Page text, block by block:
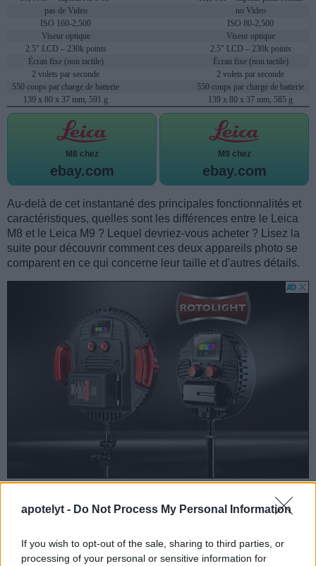
apotelyt - Do Not Process My Personal Information
If you wish to opt-out of the sale, sharing to third parties, or
processing of your personal or sensitive information for
pas de Video
no Video
ISO 160-2,500
ISO 80-2,500
Viseur optique
Viseur optique
2.5" LCD – 230k points
2.5" LCD – 230k points
Écran fixe (non tactile)
Écran fixe (non tactile)
2 volets par seconde
2 volets par seconde
550 coups par charge de batterie
550 coups par charge de batterie
139 x 80 x 37 mm, 591 g
139 x 80 x 37 mm, 585 g
M8 chez
ebay.com
M9 chez
ebay.com
Au-delà de cet instantané des principales fonctionnalités et
caractéristiques, quelles sont les différences entre le Leica
M8 et le Leica M9 ? Lequel devriez-vous acheter ? Lisez la
suite pour découvrir comment ces deux appareils photo se
comparent en ce qui concerne leur taille et d'autres détails.
Corps de la caméra
sont illustrés dans le graphique ci-dessous. Les deux
caméras sont affichées en fonction de leurtaille relative